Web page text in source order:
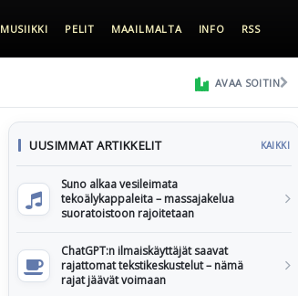
MUSIIKKI PELIT MAAILMALTA INFO RSS
AVAA SOITIN
UUSIMMAT ARTIKKELIT KAIKKI
Suno alkaa vesileimata
tekoälykappaleita – massajakelua
suoratoistoon rajoitetaan
ChatGPT:n ilmaiskäyttäjät saavat
rajattomat tekstikeskustelut – nämä
rajat jäävät voimaan